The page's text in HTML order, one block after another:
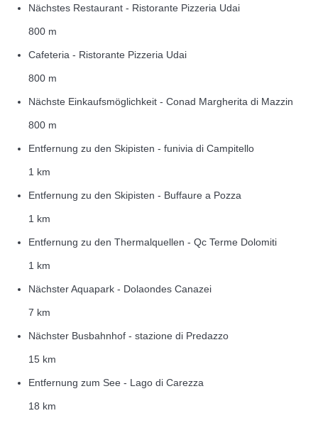
Nächstes Restaurant - Ristorante Pizzeria Udai
800 m
Cafeteria - Ristorante Pizzeria Udai
800 m
Nächste Einkaufsmöglichkeit - Conad Margherita di Mazzin
800 m
Entfernung zu den Skipisten - funivia di Campitello
1 km
Entfernung zu den Skipisten - Buffaure a Pozza
1 km
Entfernung zu den Thermalquellen - Qc Terme Dolomiti
1 km
Nächster Aquapark - Dolaondes Canazei
7 km
Nächster Busbahnhof - stazione di Predazzo
15 km
Entfernung zum See - Lago di Carezza
18 km